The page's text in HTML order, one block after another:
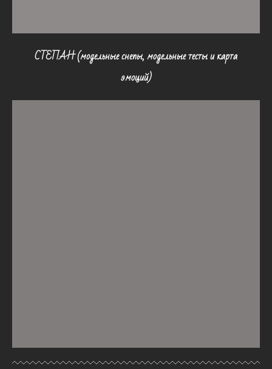
СТЕПАН (модельные снепы, модельные тесты и карта
эмоций)